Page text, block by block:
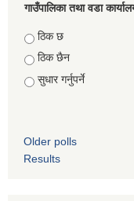
गाउँपालिका तथा वडा
Choices
ठिक छ
ठिक छैन
सुधार गर्नुपर्ने
Older polls
Results